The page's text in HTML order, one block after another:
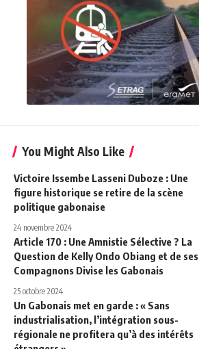
You Might Also Like
Victoire Issembe Lasseni Duboze : Une
figure historique se retire de la scène
politique gabonaise
24 novembre 2024
Article 170 : Une Amnistie Sélective ? La
Question de Kelly Ondo Obiang et de ses
Compagnons Divise les Gabonais
25 octobre 2024
Un Gabonais met en garde : « Sans
industrialisation, l’intégration sous-
régionale ne profitera qu’à des intérêts